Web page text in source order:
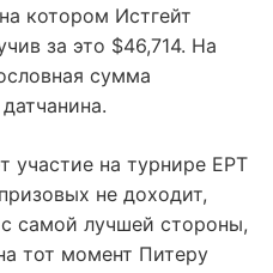
котором Истгейт
за это $46,714. На
сумма
участие на турнире EPT
не доходит,
самой лучшей стороны,
тот момент Питеру